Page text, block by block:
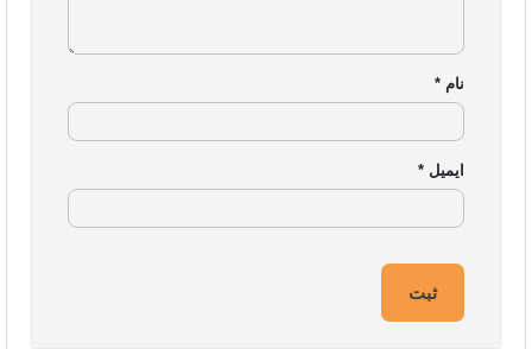
نام *
ایمیل * درباره ما
آدرس دفاتر گارانتی
سوالات متداول